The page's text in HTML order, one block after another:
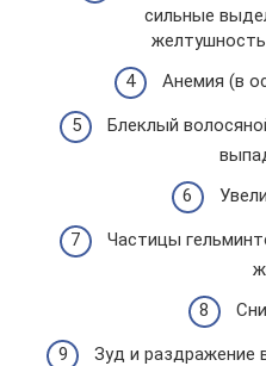
сильные
Анемия (в
Блеклый
Частицы
Зуд и раздражение